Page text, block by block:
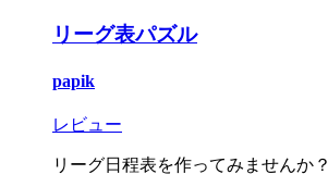
リーグ表パズル
papik
レビュー
リーグ日程表を作ってみませんか？